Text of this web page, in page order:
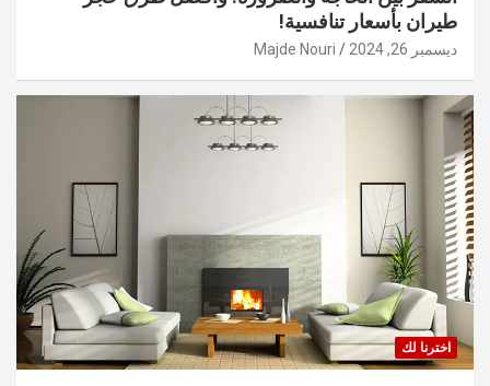
طيران بأسعار تنافسية!
ديسمبر 26, 2024 Majde Nouri
اخترنا لك